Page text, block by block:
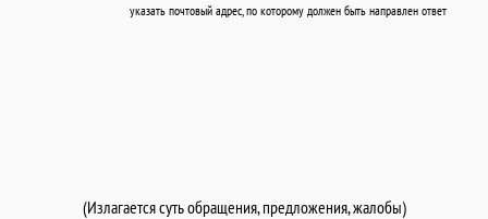
указать почтовый адрес, по которому должен быть направлен ответ
(Излагается суть обращения, предложения, жалобы)